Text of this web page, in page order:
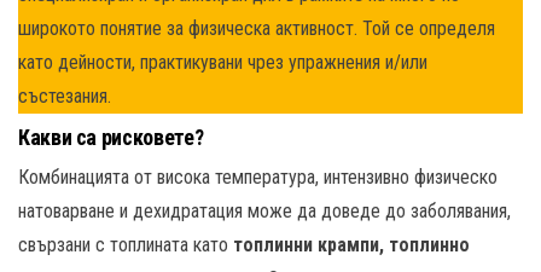
широкото понятие за физическа активност. Той се определя
като дейности, практикувани чрез упражнения и/или
състезания.
Какви са рисковете?
Комбинацията от висока температура, интензивно физическо
натоварване и дехидратация може да доведе до заболявания,
свързани с топлината като топлинни крампи, топлинно